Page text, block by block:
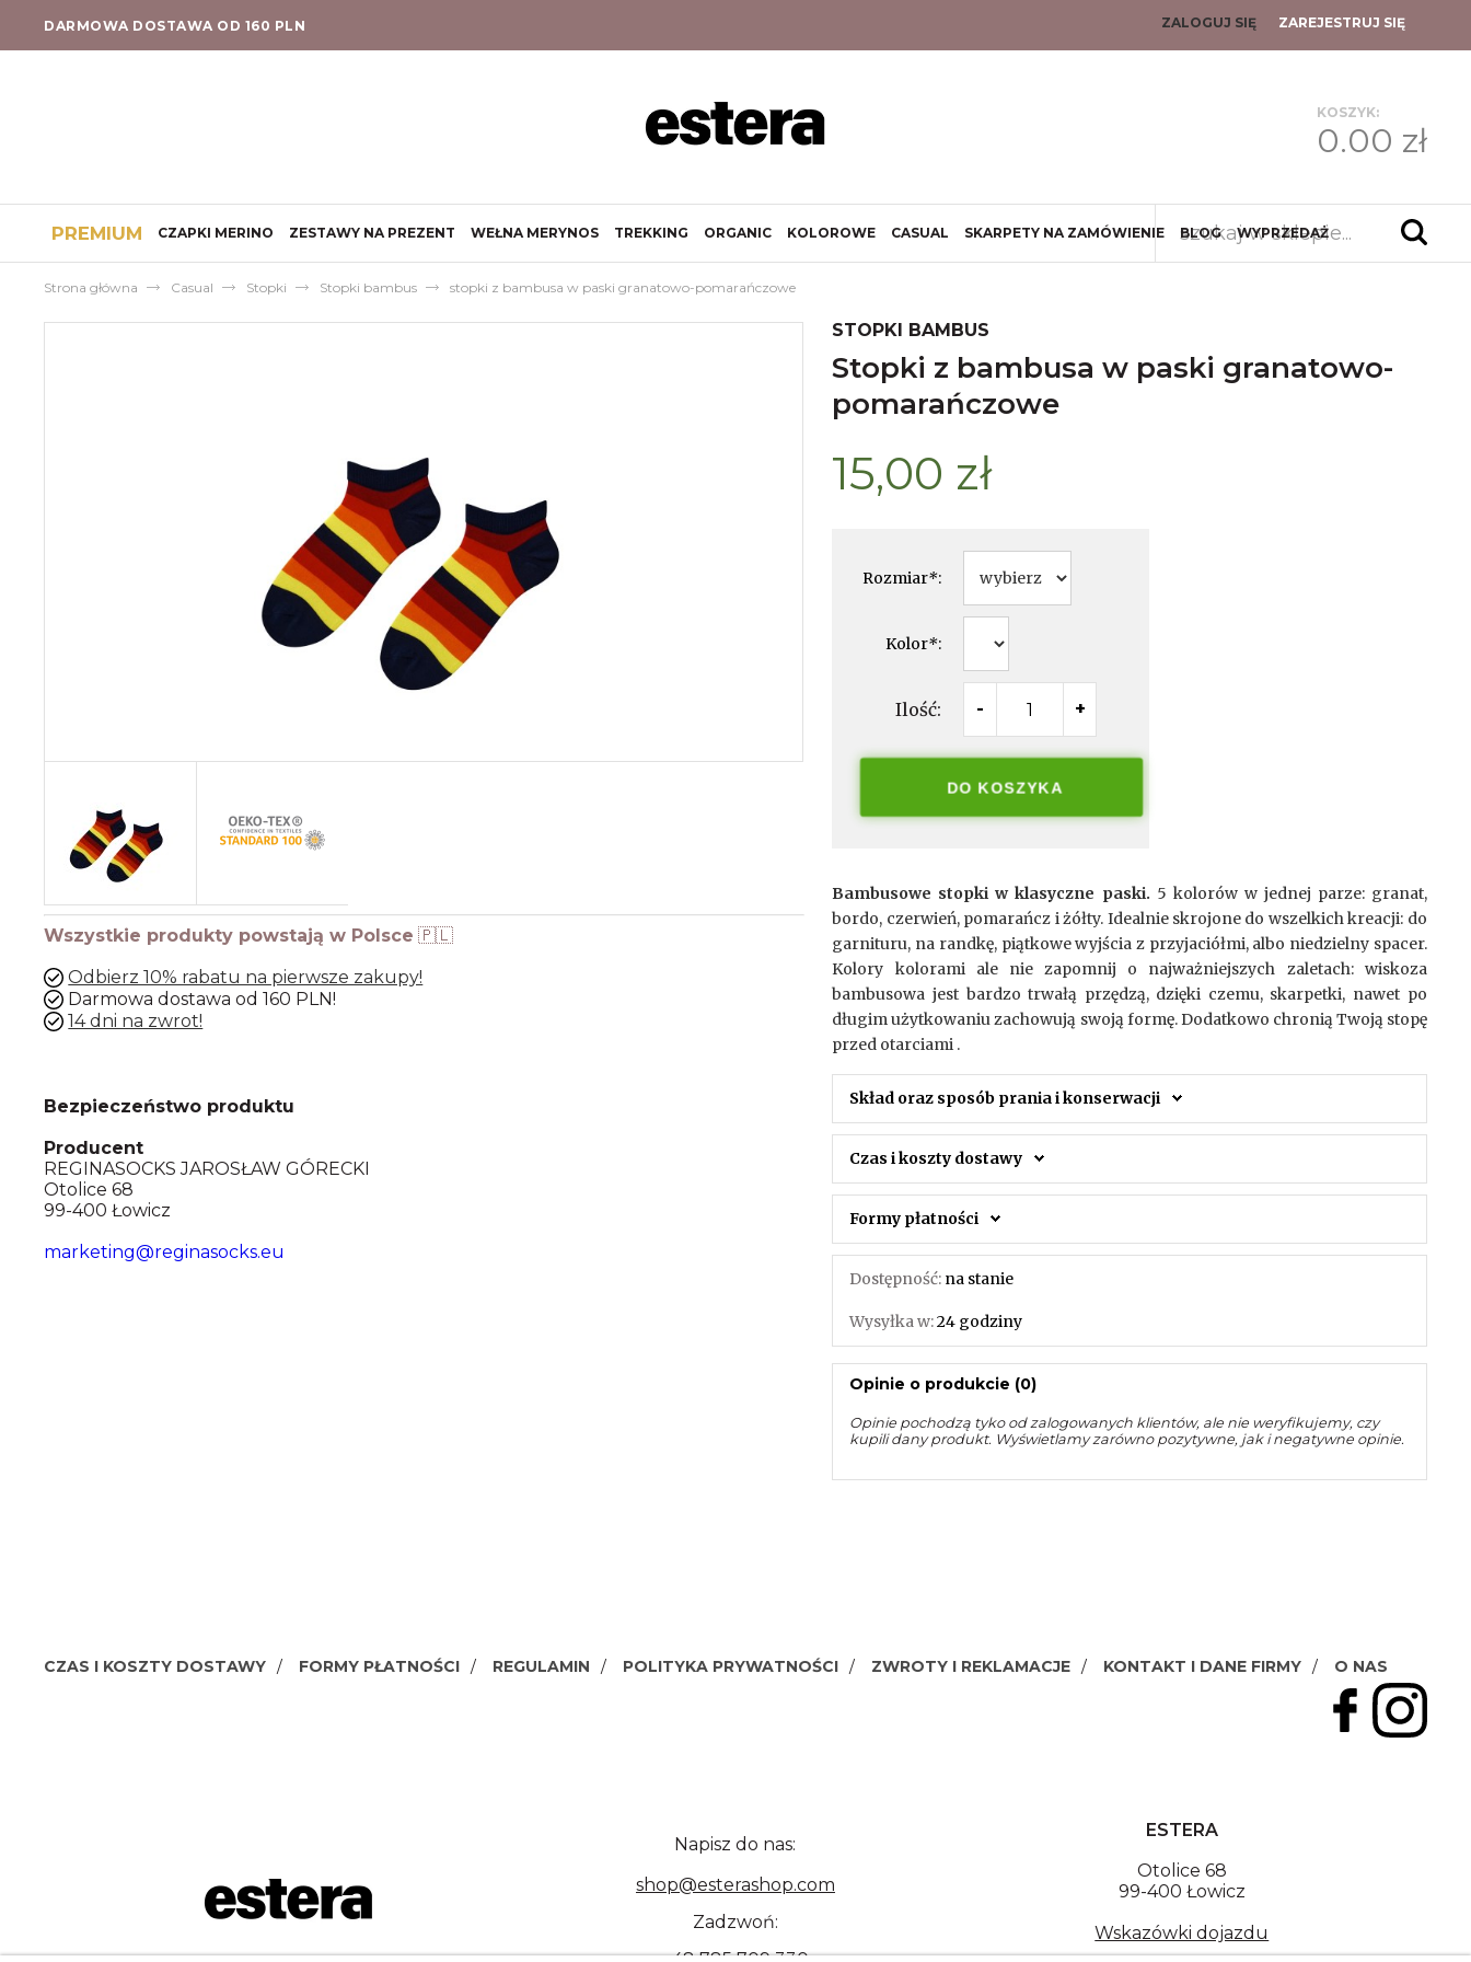
DARMOWA DOSTAWA OD 160 PLN ZALOGUJ SIĘ ZAREJESTRUJ SIĘ
KOSZYK:
0.00 zł
PREMIUM CZAPKI MERINO ZESTAWY NA PREZENT WEŁNA MERYNOS TREKKING ORGANIC KOLOROWE CASUAL SKARPETY NA ZAMÓWIENIE BLOG WYPRZEDAŻ
Strona główna Casual Stopki Stopki bambus stopki z bambusa w paski granatowo-pomarańczowe
Wszystkie produkty powstają w Polsce 🇵🇱
Odbierz 10% rabatu na pierwsze zakupy!
Darmowa dostawa od 160 PLN!
14 dni na zwrot!
Bezpieczeństwo produktu
Producent
REGINASOCKS JAROSŁAW GÓRECKI
Otolice 68
99-400 Łowicz
marketing@reginasocks.eu
STOPKI BAMBUS
stopki z bambusa w paski granatowo-
pomarańczowe
15,00 zł
Rozmiar*:
Kolor*:
Ilość: - +
DO KOSZYKA
Bambusowe stopki w klasyczne paski. 5 kolorów w jednej parze: granat,
bordo, czerwień, pomarańcz i żółty. Idealnie skrojone do wszelkich kreacji: do
garnituru, na randkę, piątkowe wyjścia z przyjaciółmi, albo niedzielny spacer.
Kolory kolorami ale nie zapomnij o najważniejszych zaletach: wiskoza
bambusowa jest bardzo trwałą przędzą, dzięki czemu, skarpetki, nawet po
długim użytkowaniu zachowują swoją formę. Dodatkowo chronią Twoją stopę
przed otarciami .
Skład oraz sposób prania i konserwacji
Czas i koszty dostawy
Formy płatności
Dostępność: na stanie
Wysyłka w:24 godziny
Opinie o produkcie (0)
Opinie pochodzą tyko od zalogowanych klientów, ale nie weryfikujemy, czy
kupili dany produkt. Wyświetlamy zarówno pozytywne, jak i negatywne opinie.
CZAS I KOSZTY DOSTAWY FORMY PŁATNOŚCI REGULAMIN POLITYKA PRYWATNOŚCI ZWROTY I REKLAMACJE KONTAKT I DANE FIRMY O NAS
Napisz do nas:
shop@esterashop.com
Zadzwoń:
ESTERA
Otolice 68
99-400 Łowicz
Wskazówki dojazdu